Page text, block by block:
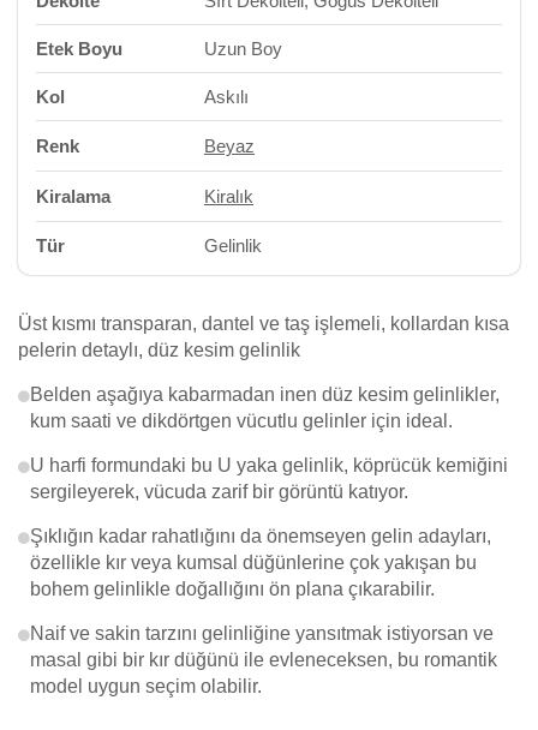
Etek Boyu Uzun Boy
Kol Askılı
Renk Beyaz
Kiralama Kiralık
Tür Gelinlik
Üst kısmı transparan, dantel ve taş işlemeli, kollardan kısa
pelerin detaylı, düz kesim gelinlik
Belden aşağıya kabarmadan inen düz kesim gelinlikler,
kum saati ve dikdörtgen vücutlu gelinler için ideal.
U harfi formundaki bu U yaka gelinlik, köprücük kemiğini
sergileyerek, vücuda zarif bir görüntü katıyor.
Şıklığın kadar rahatlığını da önemseyen gelin adayları,
özellikle kır veya kumsal düğünlerine çok yakışan bu
bohem gelinlikle doğallığını ön plana çıkarabilir.
Naif ve sakin tarzını gelinliğine yansıtmak istiyorsan ve
masal gibi bir kır düğünü ile evleneceksen, bu romantik
model uygun seçim olabilir.